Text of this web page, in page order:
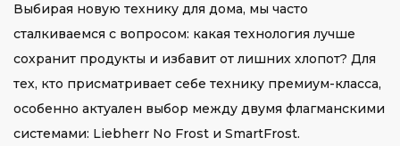
Выбирая новую технику для дома, мы часто
сталкиваемся с вопросом: какая технология лучше
сохранит продукты и избавит от лишних хлопот? Для
тех, кто присматривает себе технику премиум-класса,
особенно актуален выбор между двумя флагманскими
системами: Liebherr No Frost и SmartFrost.